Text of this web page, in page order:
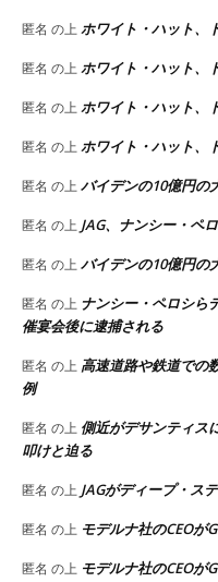
匿名 の上 ホワイト・ハット、
匿名 の上 ホワイト・ハット、
匿名 の上 ホワイト・ハット、
匿名 の上 ホワイト・ハット、
匿名 の上 バイデンの10億円の
匿名 の上 JAG、ナンシー・ペ
匿名 の上 バイデンの10億円の
匿名 の上 ナンシー・ペロシら
催宴会後に逮捕される
匿名 の上 高速道路や鉄道での
例
匿名 の上 側近がデサンティス
叩けと迫る
匿名 の上 JAGがディープ・ス
匿名 の上 モデルナ社のCEOが
匿名 の上 モデルナ社のCEOが